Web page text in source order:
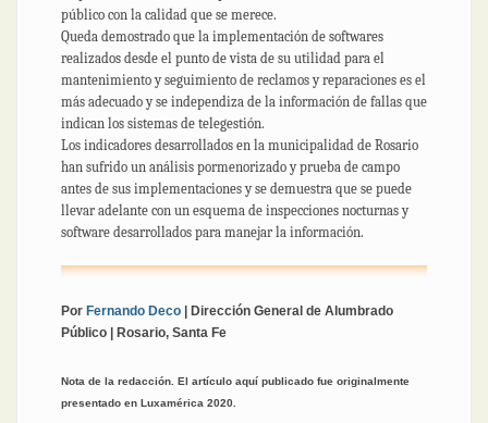
público con la calidad que se merece.
Queda demostrado que la implementación de softwares
realizados desde el punto de vista de su utilidad para el
mantenimiento y seguimiento de reclamos y reparaciones es el
más adecuado y se independiza de la información de fallas que
indican los sistemas de telegestión.
Los indicadores desarrollados en la municipalidad de Rosario
han sufrido un análisis pormenorizado y prueba de campo
antes de sus implementaciones y se demuestra que se puede
llevar adelante con un esquema de inspecciones nocturnas y
software desarrollados para manejar la información.
Por Fernando Deco | Dirección General de Alumbrado
Público | Rosario, Santa Fe
Nota de la redacción. El artículo aquí publicado fue originalmente
presentado en Luxamérica 2020.